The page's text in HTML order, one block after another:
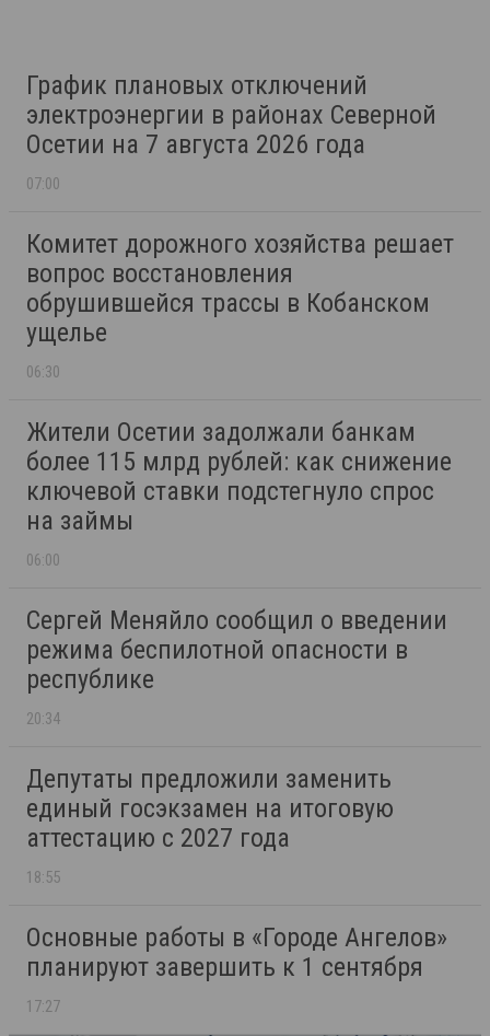
График плановых отключений
электроэнергии в районах Северной
Осетии на 7 августа 2026 года
07:00
Комитет дорожного хозяйства решает
вопрос восстановления
обрушившейся трассы в Кобанском
ущелье
06:30
Жители Осетии задолжали банкам
более 115 млрд рублей: как снижение
ключевой ставки подстегнуло спрос
на займы
06:00
Сергей Меняйло сообщил о введении
режима беспилотной опасности в
республике
20:34
Депутаты предложили заменить
единый госэкзамен на итоговую
аттестацию с 2027 года
18:55
Основные работы в «Городе Ангелов»
планируют завершить к 1 сентября
17:27